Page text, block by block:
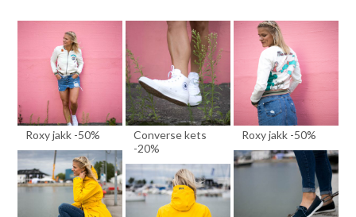
Roxy jakk -50%
Converse kets
-20%
Roxy jakk -50%